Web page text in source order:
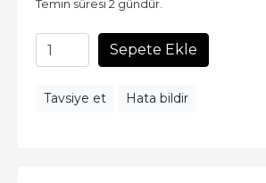
Temin süresi 2 gündür.
Sepete Ekle
Tavsiye et Hata bildir